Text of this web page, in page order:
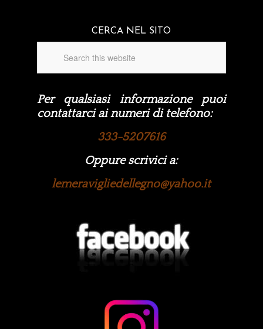
CERCA NEL SITO
Per qualsiasi informazione puoi
contattarci ai numeri di telefono:
333-5207616
Oppure scrivici a:
lemeravigliedellegno@yahoo.it